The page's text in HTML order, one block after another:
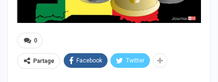
0
Partage Facebook Twitter